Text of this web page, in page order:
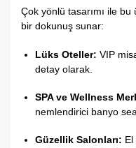
Çok yönlü tasarımı ile
bir dokunuş sunar:
Lüks Oteller: VIP
detay olarak.
SPA ve Wellness
nemlendirici banyo
Güzellik Salonları: El